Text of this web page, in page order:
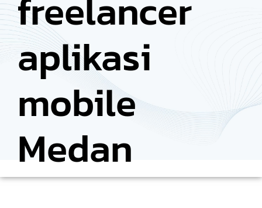
aplikasi
mobile
Medan